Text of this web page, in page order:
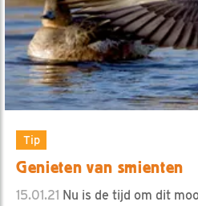
Tip
Genieten van smienten
15.01.21 Nu is de tijd om dit